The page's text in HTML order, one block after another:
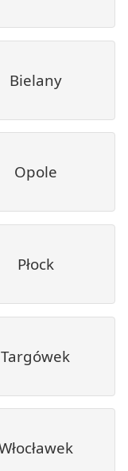
Bielany
Opole
Płock
Targówek